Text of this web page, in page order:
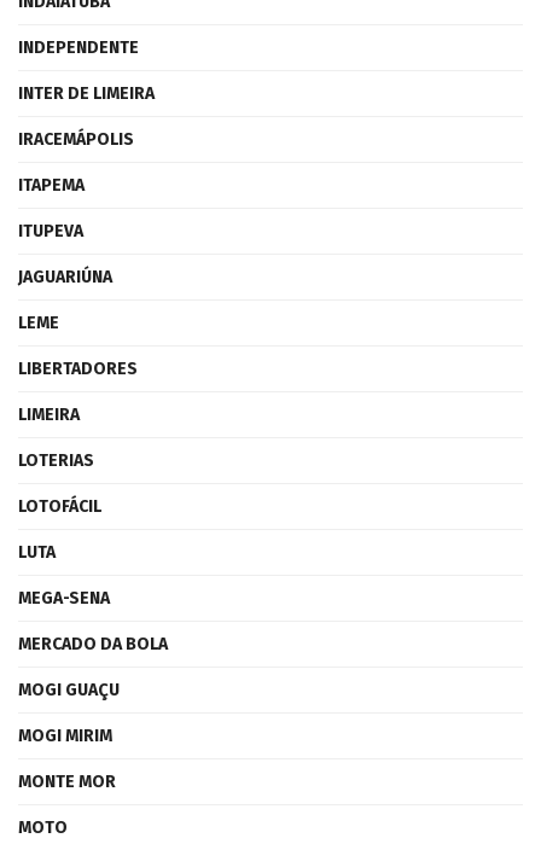
INDEPENDENTE
INTER DE LIMEIRA
IRACEMÁPOLIS
ITAPEMA
ITUPEVA
JAGUARIÚNA
LEME
LIBERTADORES
LIMEIRA
LOTERIAS
LOTOFÁCIL
LUTA
MEGA-SENA
MERCADO DA BOLA
MOGI GUAÇU
MOGI MIRIM
MONTE MOR
MOTO